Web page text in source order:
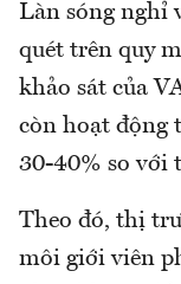
Làn sóng nghỉ
quét trên quy
khảo sát của
còn hoạt động
30-40% so với
Theo đó, thị
môi giới viên